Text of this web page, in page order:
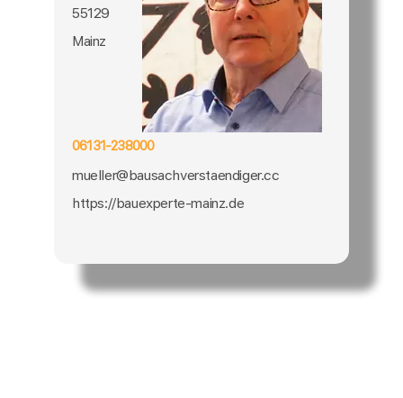
55129
Mainz
06131-238000
mueller@bausachverstaendiger.cc
https://bauexperte-mainz.de